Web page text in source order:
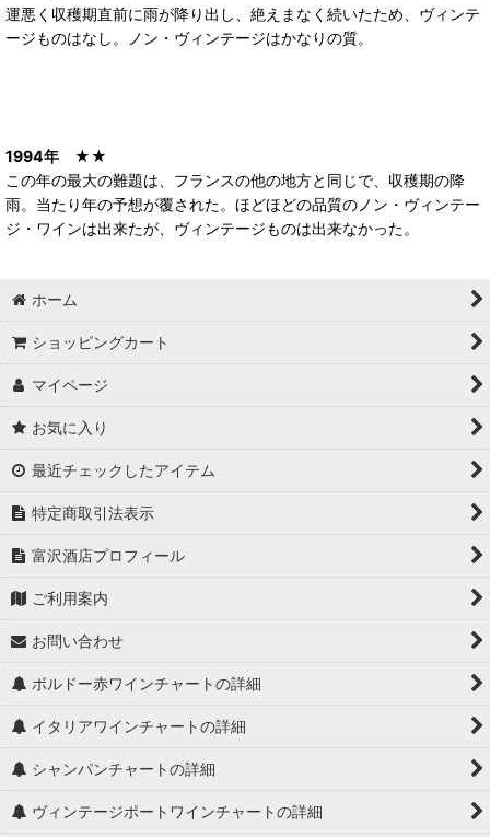
運悪く収穫期直前に雨が降り出し、絶えまなく続いたため、ヴィンテ
ージものはなし。ノン・ヴィンテージはかなりの質。
1994年 ★★
この年の最大の難題は、フランスの他の地方と同じで、収穫期の降
雨。当たり年の予想が覆された。ほどほどの品質のノン・ヴィンテー
ジ・ワインは出来たが、ヴィンテージものは出来なかった。
ホーム
ショッピングカート
マイページ
お気に入り
最近チェックしたアイテム
特定商取引法表示
富沢酒店プロフィール
ご利用案内
お問い合わせ
ボルドー赤ワインチャートの詳細
イタリアワインチャートの詳細
シャンパンチャートの詳細
ヴィンテージポートワインチャートの詳細